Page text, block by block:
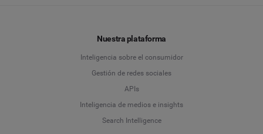
Nuestra plataforma
Inteligencia sobre el consumidor
Gestión de redes sociales
APIs
Inteligencia de medios e insights
Search Intelligence